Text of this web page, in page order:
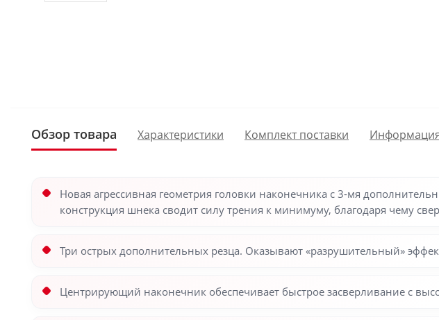
Обзор товара Характеристики Комплект поставки
Новая агрессивная геометрия головки наконечника с 3-мя
конструкция шнека сводит силу трения к минимуму, благодаря чему
Три острых дополнительных резца. Оказывают «разрушительный»
Центрирующий наконечник обеспечивает быстрое засверливание с